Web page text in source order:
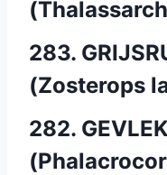
283.
(Zosterops
282.